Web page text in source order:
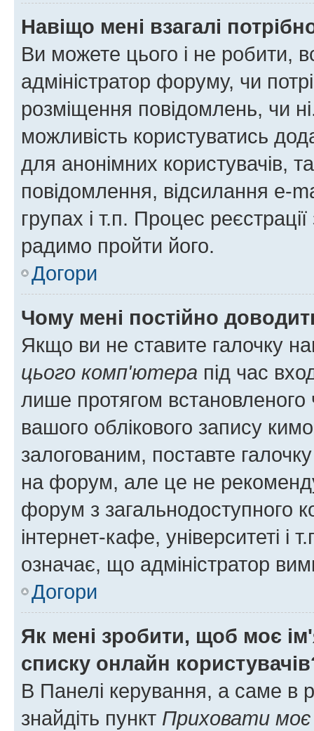
Навіщо мені взагалі
Ви можете цього і не робити,
адміністратор форуму, чи
розміщення повідомлень, чи
можливість користуватись
для анонімних користувачів,
повідомлення, відсилання e-
групах і т.п. Процес
радимо пройти його.
Догори
Чому мені постійно
Якщо ви не ставите галочку
цього комп'ютера під час
лише протягом встановленого
вашого облікового запису
залогованим, поставте
на форум, але це не
форум з загальнодоступного
інтернет-кафе, університеті і
означає, що адміністратор
Догори
Як мені зробити, щоб моє
списку онлайн
В Панелі керування, а саме в
знайдіть пункт Приховати моє